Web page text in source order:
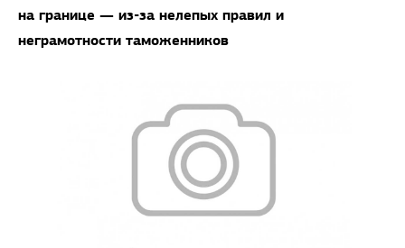
на границе — из-за нелепых правил и
неграмотности таможенников